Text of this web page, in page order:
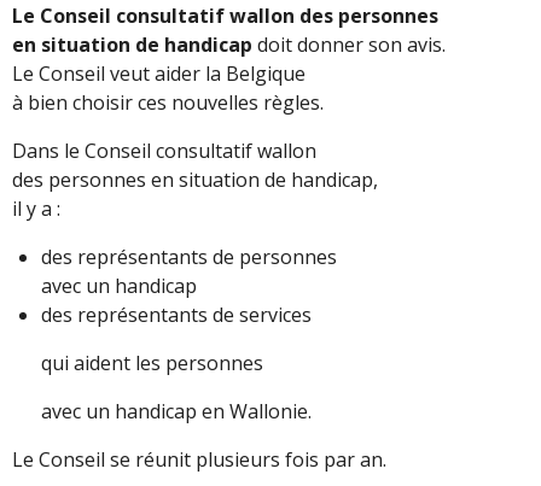
Le Conseil consultatif wallon des personnes
en situation de handicap doit donner son avis.
Le Conseil veut aider la Belgique
à bien choisir ces nouvelles règles.
Dans le Conseil consultatif wallon
des personnes en situation de handicap,
il y a :
des représentants de personnes
avec un handicap
des représentants de services
qui aident les personnes
avec un handicap en Wallonie.
Le Conseil se réunit plusieurs fois par an.